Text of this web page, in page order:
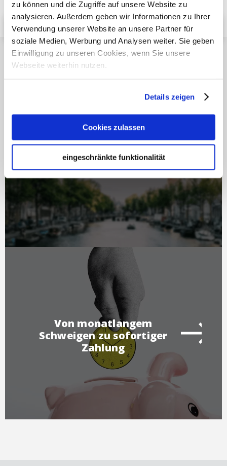
zu können und die Zugriffe auf unsere Website zu
analysieren. Außerdem geben wir Informationen zu Ihrer
Verwendung unserer Website an unsere Partner für
soziale Medien, Werbung und Analysen weiter. Sie geben
Einwilligung zu unseren Cookies, wenn Sie unsere
Webseite weiterhin nutzen.
Details zeigen
Cookies zulassen
eingeschränkte funktionalität
Ihrer spezifischen Situation.
Erhalten Sie Ihre kostenlose Beratung
Ähnliche Artikel
Inkasso in den
Niederlanden
Von monatlangem
Schweigen zu sofortiger
Zahlung